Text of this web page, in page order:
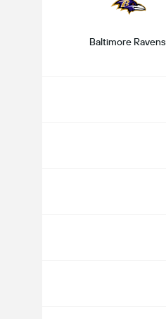
Baltimore Ravens